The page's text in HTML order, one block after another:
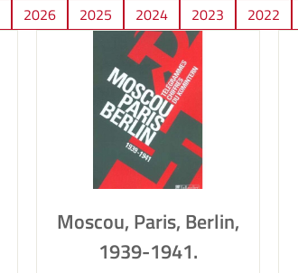
2026 2025 2024 2023 2022
Moscou, Paris, Berlin,
1939-1941.